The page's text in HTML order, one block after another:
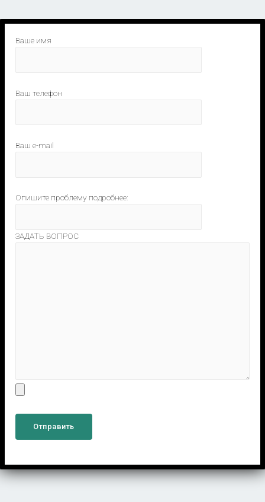
Ваше имя
Ваш телефон
Ваш e-mail
Опишите проблему подробнее:
ЗАДАТЬ ВОПРОС